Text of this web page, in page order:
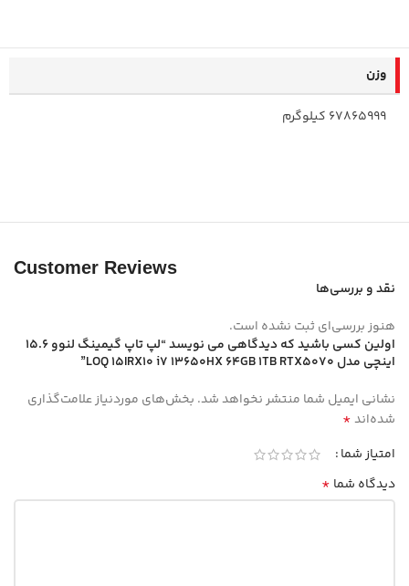
وزن
67865999 کیلوگرم
Customer Reviews
نقد و بررسی‌ها
هنوز بررسی‌ای ثبت نشده است.
اولین کسی باشید که دیدگاهی می نویسد “لپ تاپ گیمینگ لنوو 15.6
اینچی مدل LOQ 15IRX10 i7 13650HX 64GB 1TB RTX5070”
نشانی ایمیل شما منتشر نخواهد شد. بخش‌های موردنیاز علامت‌گذاری
شده‌اند*
امتیاز شما
دیدگاه شما *